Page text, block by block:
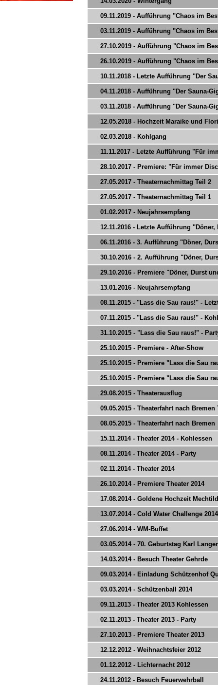
09.11.2019 - Aufführung "Chaos im
03.11.2019 - Aufführung "Chaos im
27.10.2019 - Aufführung "Chaos im
26.10.2019 - Aufführung "Chaos im
10.11.2018 - Letzte Aufführung "Der
04.11.2018 - Aufführung "Der Sauna-
03.11.2018 - Aufführung "Der Sauna-
12.05.2018 - Hochzeit Maraike und
02.03.2018 - Kohlgang
11.11.2017 - Letzte Aufführung "Für
28.10.2017 - Premiere: "Für immer
27.05.2017 - Theaternachmittag Teil 2
27.05.2017 - Theaternachmittag Teil 1
01.02.2017 - Neujahrsempfang
12.11.2016 - Letzte Aufführung
06.11.2016 - 3. Aufführung "Döner,
30.10.2016 - 2. Aufführung "Döner,
29.10.2016 - Premiere "Döner, Durst
13.01.2016 - Neujahrsempfang
08.11.2015 - "Lass die Sau raus!" -
07.11.2015 - "Lass die Sau raus!" -
31.10.2015 - "Lass die Sau raus!" -
25.10.2015 - Premiere - After-Show
25.10.2015 - Premiere "Lass die Sau
25.10.2015 - Premiere "Lass die Sau
29.08.2015 - Theaterausflug
09.05.2015 - Theaterfahrt nach Bremen
08.05.2015 - Theaterfahrt nach Bremen
15.11.2014 - Theater 2014 - Kohlessen
08.11.2014 - Theater 2014 - Party
02.11.2014 - Theater 2014
26.10.2014 - Premiere Theater 2014
17.08.2014 - Goldene Hochzeit
13.07.2014 - Cold Water Challenge 2014
27.06.2014 - WM-Buffet
03.05.2014 - 70. Geburtstag Karl Langer
14.03.2014 - Besuch Theater Gehrde
09.03.2014 - Einladung Schützenhof
03.03.2014 - Schützenball 2014
09.11.2013 - Theater 2013 Kohlessen
02.11.2013 - Theater 2013 - Party
27.10.2013 - Premiere Theater 2013
12.12.2012 - Weihnachtsfeier 2012
01.12.2012 - Lichternacht 2012
24.11.2012 - Besuch Feuerwehrball